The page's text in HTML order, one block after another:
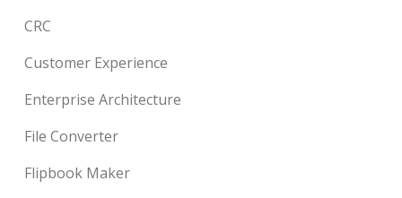
CRC
Customer Experience
Enterprise Architecture
File Converter
Flipbook Maker